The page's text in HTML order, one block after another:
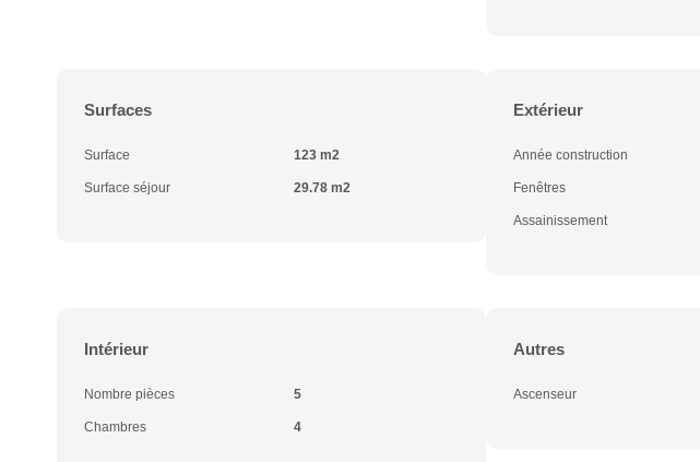
Surfaces
Surface 123 m2
Surface séjour 29.78 m2
Extérieur
Année construction
Fenêtres
Assainissement
Intérieur
Nombre pièces 5
Chambres 4
Autres
Ascenseur